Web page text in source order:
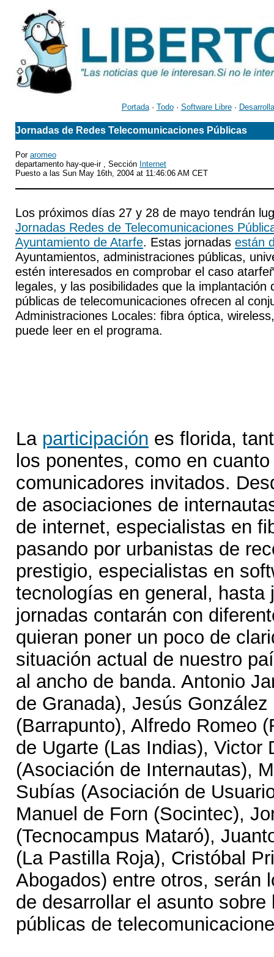
Portada· Todo· Software Libre·
Jornadas de Redes Telecomunicaciones Públicas
Por aromeo
departamento hay-que-ir , Sección Internet
Puesto a las Sun May 16th, 2004 at 11:46:06 AM CET
Los próximos días 27 y 28 de mayo tendrán
Jornadas Redes de Telecomunicaciones
Ayuntamiento de Atarfe. Estas jornadas están
Ayuntamientos, administraciones públicas,
estén interesados en comprobar el caso
legales, y las posibilidades que la implantación
públicas de telecomunicaciones ofrecen al
Administraciones Locales: fibra óptica,
puede leer en el programa.
La participación es florida,
los ponentes, como en
comunicadores invitados.
de asociaciones de
de internet, especialistas en
pasando por urbanistas de
prestigio, especialistas en
tecnologías en general, hasta
jornadas contarán con
quieran poner un poco de
situación actual de nuestro
al ancho de banda. Antonio
de Granada), Jesús González
(Barrapunto), Alfredo Romeo
de Ugarte (Las Indias), Victor
(Asociación de Internautas),
Subías (Asociación de
Manuel de Forn (Socintec),
(Tecnocampus Mataró),
(La Pastilla Roja), Cristóbal
Abogados) entre otros, serán
de desarrollar el asunto sobre
públicas de